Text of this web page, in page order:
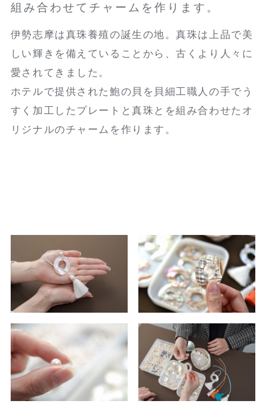
組み合わせてチャームを作ります。
伊勢志摩は真珠養殖の誕生の地。真珠は上品で美
しい輝きを備えていることから、古くより人々に
愛されてきました。
ホテルで提供された鮑の貝を貝細工職人の手でう
すく加工したプレートと真珠とを組み合わせたオ
リジナルのチャームを作ります。